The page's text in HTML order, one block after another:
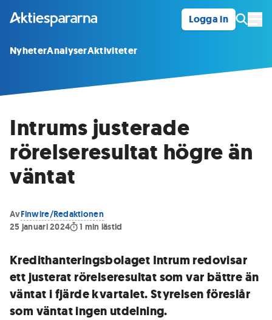
Logga in
NyheterAnalyserAktiviteter
Intrums justerade
rörelseresultat högre än
väntat
AvFinwire/Redaktionen
25 januari 2024
1 min lästid
Kredithanteringsbolaget Intrum redovisar
ett justerat rörelseresultat som var bättre än
väntat i fjärde kvartalet. Styrelsen föreslår
som väntat ingen utdelning.